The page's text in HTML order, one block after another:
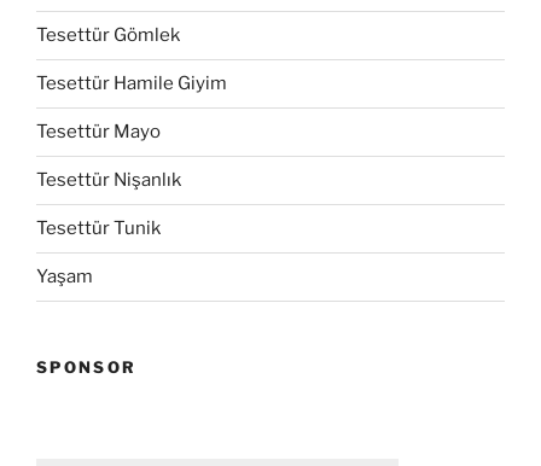
Tesettür Gömlek
Tesettür Hamile Giyim
Tesettür Mayo
Tesettür Nişanlık
Tesettür Tunik
Yaşam
SPONSOR